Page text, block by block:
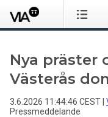
Nya präster
Västerås
3.6.2026 11:44:46 CEST
Pressmeddelande